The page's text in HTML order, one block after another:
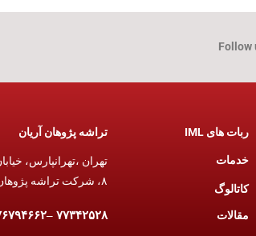
Follow
ربات های IML
خدمات
کاتالوگ
مقالات
تراشه پژوهان آریان
۸، شرکت تراشه پژوهان آریان.
۷۷۳۴۲۵۲۸ –۷۶۷۹۴۶۶۲ (۰۲۱)